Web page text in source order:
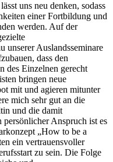
uns neu denken, sodass
einer Fortbildung und
werden. Auf der
unserer Auslandsseminare
dass den
des Einzelnen gerecht
bringen neue
mit und agieren mitunter
mich sehr gut an die
und die damit
Anspruch ist es
„How to be a
ein vertrauensvoller
zu sein. Die Folge